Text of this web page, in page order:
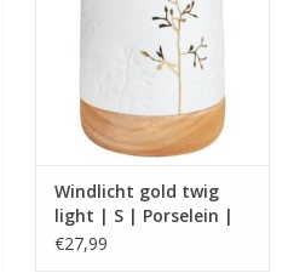
Windlicht gold twig
light | S | Porselein |
Räder
€27,99